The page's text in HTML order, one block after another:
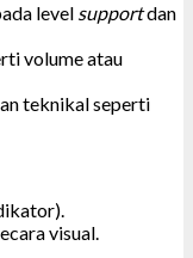
level supportdan
volume atau
teknikal seperti
visual.